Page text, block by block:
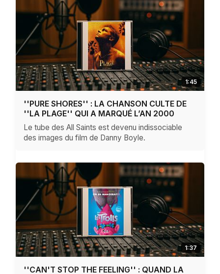
1:45
''PURE SHORES'' : LA CHANSON CULTE DE
''LA PLAGE'' QUI A MARQUÉ L’AN 2000
Le tube des All Saints est devenu indissociable
des images du film de Danny Boyle.
1:37
''CAN'T STOP THE FEELING'' : QUAND LA